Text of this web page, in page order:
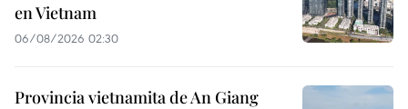
en Vietnam
06/08/2026 02:30
Provincia vietnamita de An Giang